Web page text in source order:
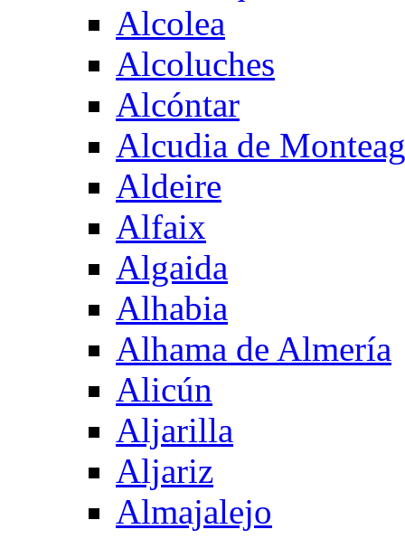
Alcolea
Alcoluches
Alcóntar
Alcudia de
Aldeire
Alfaix
Algaida
Alhabia
Alhama de Almería
Alicún
Aljarilla
Aljariz
Almajalejo